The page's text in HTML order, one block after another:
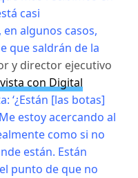
casi
algunos casos,
que saldrán de la
y director ejecutivo
con Digital
‘¿Están [las botas]
estoy acercando al
como si no
están. Están
punto de que no